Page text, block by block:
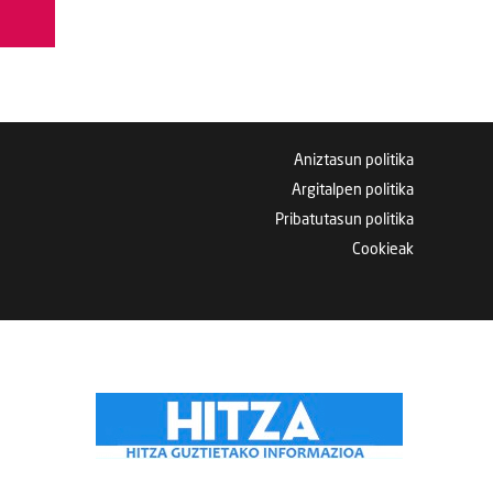
Aniztasun politika
Argitalpen politika
Pribatutasun politika
Cookieak